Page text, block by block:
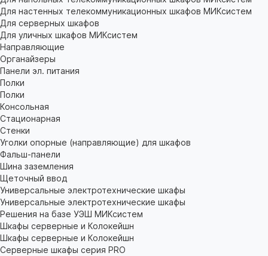
Для настенных телекоммуникационных шкафов МИКсистем
Для серверных шкафов
Для уличных шкафов МИКсистем
Направляющие
Органайзеры
Панели эл. питания
Полки
Полки
Консольная
Стационарная
Стенки
Уголки опорные (направляющие) для шкафов
Фальш-панели
Шина заземления
Щеточный ввод
Универсальные электротехнические шкафы
Универсальные электротехнические шкафы
Решения на базе УЭШ МИКсистем
Шкафы серверные и Колокейшн
Шкафы серверные и Колокейшн
Серверные шкафы серия PRO